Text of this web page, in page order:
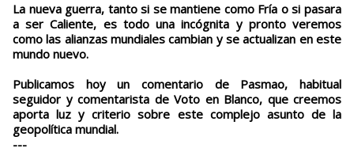
La nueva guerra, tanto si se mantiene como Fría o si pasara
a ser Caliente, es todo una incógnita y pronto veremos
como las alianzas mundiales cambian y se actualizan en este
mundo nuevo.
Publicamos hoy un comentario de Pasmao, habitual
seguidor y comentarista de Voto en Blanco, que creemos
aporta luz y criterio sobre este complejo asunto de la
geopolítica mundial.
---